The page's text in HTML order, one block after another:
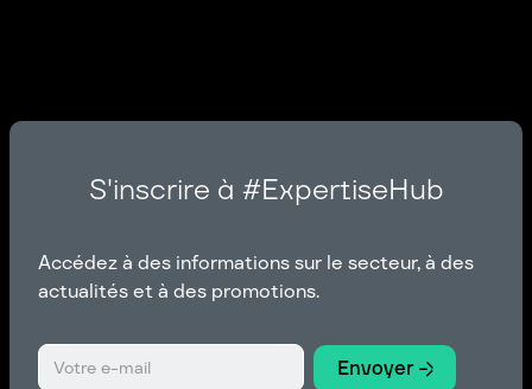
S'inscrire à #ExpertiseHub
Accédez à des informations sur le secteur, à des
actualités et à des promotions.